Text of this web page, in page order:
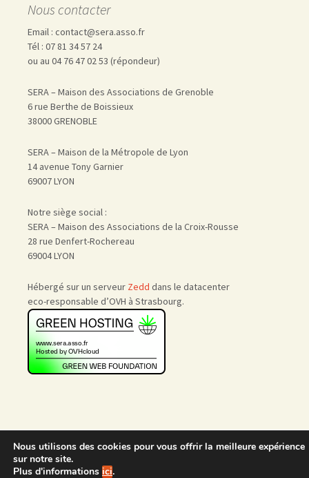
Nous contacter
Email : contact@sera.asso.fr
Tél : 07 81 34 57 24
ou au 04 76 47 02 53 (répondeur)
SERA – Maison des Associations de Grenoble
6 rue Berthe de Boissieux
38000 GRENOBLE
SERA – Maison de la Métropole de Lyon
14 avenue Tony Garnier
69007 LYON
Notre siège social :
SERA – Maison des Associations de la Croix-Rousse
28 rue Denfert-Rochereau
69004 LYON
Hébergé sur un serveur Zedd dans le datacenter
eco-responsable d’OVH à Strasbourg.
Accueil | Nous rejoindre
Admin
Nous utilisons des cookies pour vous offrir la meilleure expérience
sur notre site.
Plus d'informations ici.